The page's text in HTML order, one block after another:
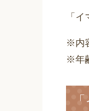
「
※内
※年